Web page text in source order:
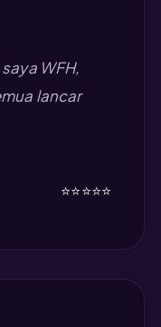
WFH,
lancar
⭐⭐⭐⭐⭐